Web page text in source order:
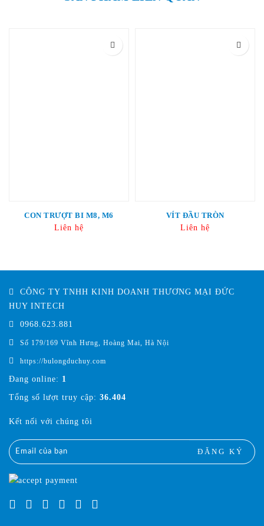
CON TRƯỢT BI M8, M6
Liên hệ
VÍT ĐẦU TRÒN
Liên hệ
CÔNG TY TNHH KINH DOANH THƯƠNG MẠI ĐỨC
HUY INTECH
0968.623.881
Số 179/169 Vĩnh Hưng, Hoàng Mai, Hà Nội
https://bulongduchuy.com
Đang online: 1
Tổng số lượt truy cập: 36.404
Kết nối với chúng tôi
ĐĂNG KÝ